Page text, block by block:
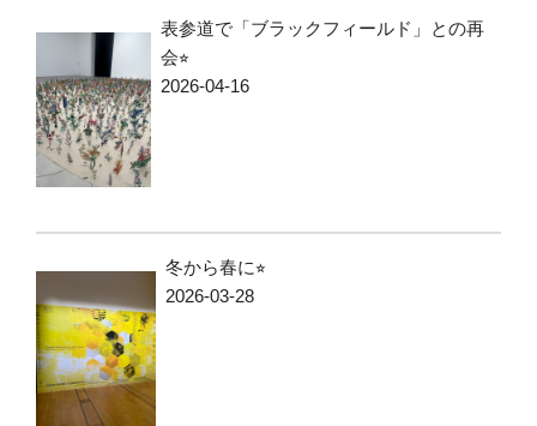
表参道で「ブラックフィールド」との再
会⭐︎
2026-04-16
冬から春に⭐︎
2026-03-28